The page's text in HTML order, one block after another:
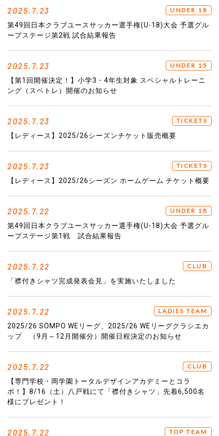
2025.7.23 UNDER 18
第49回日本クラブユースサッカー選手権(U-18)大会 予選グル
ープステージ第2戦 試合結果報告
2025.7.23 UNDER 15
【第1回開催決定！】小学3・4年生対象 スペシャルトレーニ
ング（スペトレ）開催のお知らせ
2025.7.23 TICKETS
【レディース】2025/26シーズンチケット販売概要
2025.7.23 TICKETS
【レディース】2025/26シーズン ホームゲーム チケット概要
2025.7.22 UNDER 18
第49回日本クラブユースサッカー選手権(U-18)大会 予選グル
ープステージ第1戦 試合結果報告
2025.7.22 CLUB
「襟付きシャツ完成発表会見」を実施いたしました
2025.7.22 LADIES TEAM
2025/26 SOMPO WEリーグ、2025/26 WEリーグクラシエカ
ップ （9月～12月開催分）開催日程決定のお知らせ
2025.7.22 CLUB
【専門学校・岡学園トータルデザインアカデミーとコラ
ボ！】8/16（土）八戸戦にて「襟付きシャツ」先着6,500名
様にプレゼント！
2025.7.22 TOP TEAM